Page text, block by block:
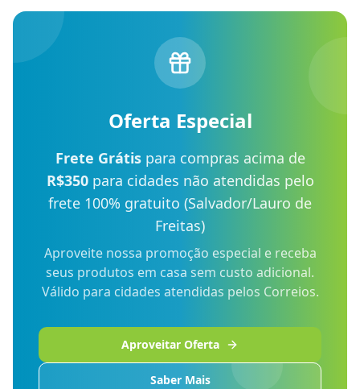
Oferta Especial
Frete Grátispara compras acima de
R$350para cidades não atendidas pelo
frete 100% gratuito (Salvador/Lauro de
Freitas)
Aproveite nossa promoção especial e receba
seus produtos em casa sem custo adicional.
Válido para cidades atendidas pelos Correios.
Aproveitar Oferta
Saber Mais